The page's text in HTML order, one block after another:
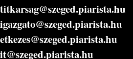
titkarsag@szeged.piarista.hu
igazgato@szeged.piarista.hu
etkezes@szeged.piarista.hu
it@szeged.piarista.hu